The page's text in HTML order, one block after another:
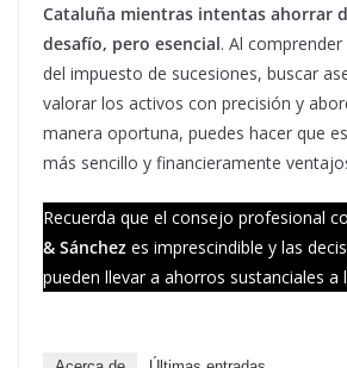
Cataluña mientras intentas ahorrar
desafío, pero esencial. Al
del impuesto de sucesiones, buscar
valorar los activos con precisión y
manera oportuna, puedes hacer que
más sencillo y financieramente
Recuerda que el consejo profesional
& Sánchez es imprescindible y las
pueden llevar a ahorros sustanciales a